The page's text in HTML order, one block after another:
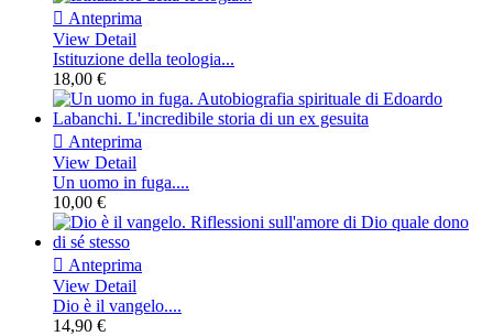
 Anteprima
View Detail
Istituzione della teologia...
18,00 €
 Anteprima
View Detail
Un uomo in fuga....
10,00 €
 Anteprima
View Detail
Dio è il vangelo....
14,90 €